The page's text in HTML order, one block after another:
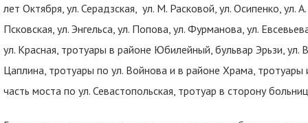
лет Октября, ул. Серадзская, ул. М. Расковой, ул. Осипенко, ул. А.
Псковская, ул. Энгельса, ул. Попова, ул. Фурманова, ул.
ул. Красная, тротуары в районе Юбилейный, бульвар Эрьзи, ул.
Цаплина, тротуары по ул. Войнова и в районе Храма,
часть моста по ул. Севастопольская, тротуар в сторону